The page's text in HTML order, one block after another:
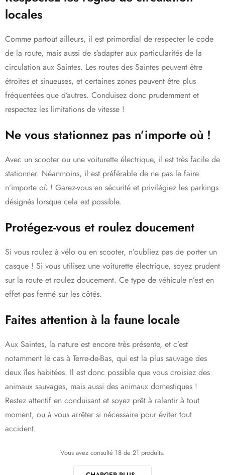
locales
Comme partout ailleurs, il est primordial de respecter le code
de la route, mais aussi de s’adapter aux particularités de la
circulation aux Saintes. Les routes des Saintes peuvent être
étroites et sinueuses, et certaines zones peuvent être plus
fréquentées que d’autres. Conduisez donc prudemment et
respectez les limitations de vitesse !
Ne vous stationnez pas n’importe où !
Avec un scooter ou une voiturette électrique, il est très facile de
stationner. Néanmoins, il est préférable de ne pas le faire
n’importe où ! Garez-vous en sécurité et privilégiez les parkings
désignés lorsque cela est possible.
Protégez-vous et roulez doucement
Si vous roulez à vélo ou en scooter, n’oubliez pas de porter un
casque ! Si vous utilisez une voiturette électrique, soyez prudent
sur la route et roulez doucement. Ce type de véhicule n’est en
effet pas fermé sur les côtés.
Faites attention à la faune locale
Aux Saintes, la nature est encore très présente, et c’est
notamment le cas à Terre-de-Bas, qui est la plus sauvage des
deux îles habitées. Il est donc possible que vous croisiez des
animaux sauvages, mais aussi des animaux domestiques !
Restez attentif en conduisant et soyez prêt à ralentir à tout
moment, ou à vous arrêter si nécessaire pour éviter tout
accident.
Vous avez consulté 18 de 21 produits.